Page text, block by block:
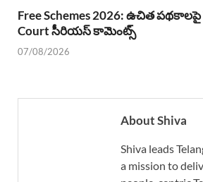
Free Schemes 2026: ఉచిత పథకాలపై
Court సీరియస్ కామెంట్స్
07/08/2026
About Shiva
Shiva leads
a mission to